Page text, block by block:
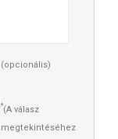
(opcionális)
*(A válasz
megtekintéséhez